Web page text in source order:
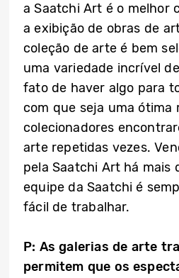
a Saatchi Art é o melhor
a exibição de obras de
coleção de arte é bem
uma variedade incrível
fato de haver algo para
com que seja uma ótima
colecionadores
arte repetidas vezes.
pela Saatchi Art há mais
equipe da Saatchi é
fácil de trabalhar.
P: As galerias de arte
permitem que os